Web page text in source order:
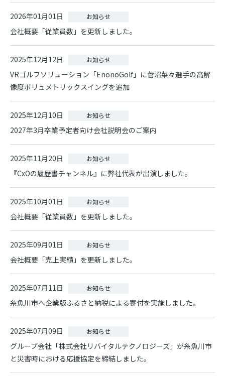
2026年01月01日 お知らせ
会社概要「従業員数」を更新しました。
2025年12月12日 お知らせ
VRゴルフソリューション「EnonoGolf」に菅沼菜々選手の高解
像度ボリュメトリックスイングを追加
2025年12月10日 お知らせ
2027年3月卒業予定者向け会社説明会のご案内
2025年11月20日 お知らせ
『CxOの履歴書チャンネル』に弊社代表が出演しました。
2025年10月01日 お知らせ
会社概要「従業員数」を更新しました。
2025年09月01日 お知らせ
会社概要「売上実績」を更新しました。
2025年07月11日 お知らせ
糸魚川市へ企業版ふるさと納税による寄付を実施しました。
2025年07月09日 お知らせ
グループ会社「株式会社リバイタルテクノロジーズ」が糸魚川市
と災害時における応援協定を締結しました。